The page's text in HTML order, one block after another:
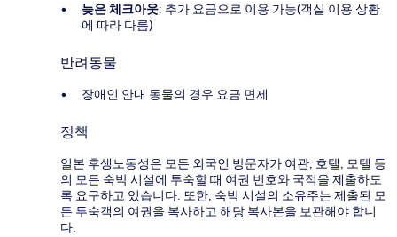
늦은 체크아웃: 추가 요금으로 이용 가능(객실 이용 상황
에 따라 다름)
반려동물
장애인 안내 동물의 경우 요금 면제
정책
일본 후생노동성은 모든 외국인 방문자가 여관, 호텔, 모텔 등
의 모든 숙박 시설에 투숙할 때 여권 번호와 국적을 제출하도
록 요구하고 있습니다. 또한, 숙박 시설의 소유주는 제출된 모
든 투숙객의 여권을 복사하고 해당 복사본을 보관해야 합니
다.